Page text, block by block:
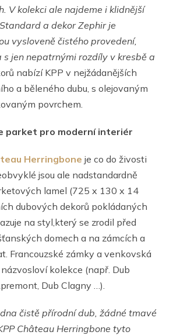
V kolekci ale najdeme i klidnější
a dekor Zephir je
vysloveně čistého provedení,
s jen nepatrnými rozdíly v kresbě a
nabízí KPP v nejžádanějších
a běleného dubu, s olejovaným
povrchem.
parket pro moderní interiér
Herringbone je co do živosti
jsou ale nadstandardně
lamel (725 x 130 x 14
dubových dekorů pokládaných
na styl,který se zrodil před
domech a na zámcích a
Francouzské zámky a venkovská
kolekce (např. Dub
Dub Clagny …).
čistě přírodní dub, žádné tmavé
Château Herringbone tyto